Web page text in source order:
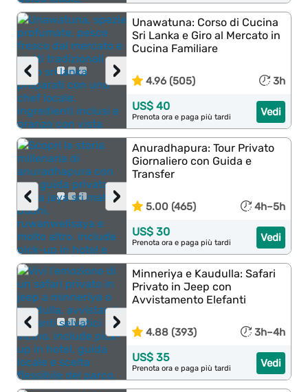
›
‹
Unawatuna: Corso di Cucina
Sri Lanka e Giro al Mercato in
Cucina Familiare
4.96 (505) 3h
Vedi
US$ 40
Prenota ora e paga più tardi
›
‹
Anuradhapura: Tour Privato
Giornaliero con Guida e
Transfer
5.00 (465) 4h–5h
Vedi
US$ 30
Prenota ora e paga più tardi
›
‹
Minneriya e Kaudulla: Safari
Privato in Jeep con
Avvistamento Elefanti
4.88 (393) 3h–4h
Vedi
US$ 35
Prenota ora e paga più tardi